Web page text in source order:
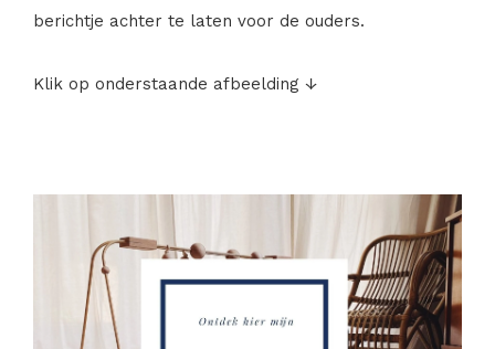
berichtje achter te laten voor de ouders.
Klik op onderstaande afbeelding ↓